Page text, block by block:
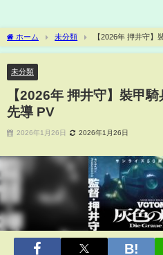
ホーム 未分類 【2026年 押井守
未分類
【2026年 押井守】裝甲
先導 PV
2026年1月26日 2026年1月26日